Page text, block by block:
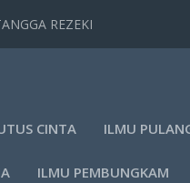
REZEKI
CINTA ILMU
ILMU PEMBUNGKAM